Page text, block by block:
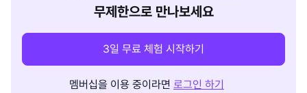
무제한으로 만나보세요
3일 무료 체험 시작하기
멤버십을 이용 중이라면 로그인 하기